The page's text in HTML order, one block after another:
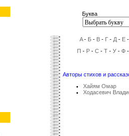
Буква
A- Б - В - Г - Д - Е
П - Р -С -Т -У -Ф
Авторы стихов и
Хайям Омар
Ходасевич